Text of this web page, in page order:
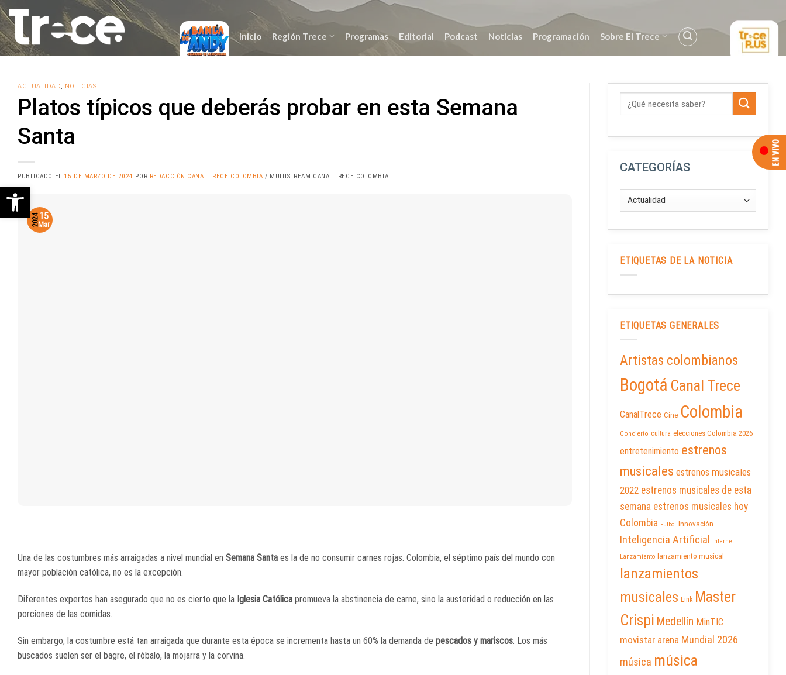
Saltar
al
contenido
Inicio Región Trece Programas Editorial Podcast Noticias Programación Sobre El Trece
ACTUALIDAD, NOTICIAS
Platos típicos que deberás probar en esta Semana
Santa
PUBLICADO EL 15 DE MARZO DE 2024 POR REDACCIÓN CANAL TRECE COLOMBIA / MULTISTREAM CANAL TRECE COLOMBIA
15
Mar
2024
Una de las costumbres más arraigadas a nivel mundial en Semana Santa es la de no consumir carnes rojas. Colombia, el séptimo país del mundo con
mayor población católica, no es la excepción.
Diferentes expertos han asegurado que no es cierto que la Iglesia Católica promueva la abstinencia de carne, sino la austeridad o reducción en las
porciones de las comidas.
Sin embargo, la costumbre está tan arraigada que durante esta época se incrementa hasta un 60% la demanda de pescados y mariscos. Los más
buscados suelen ser el bagre, el róbalo, la mojarra y la corvina.
CATEGORÍAS
ETIQUETAS DE LA NOTICIA
ETIQUETAS GENERALES
Artistas colombianos
Bogotá Canal Trece
CanalTrece Cine Colombia
Concierto cultura elecciones Colombia 2026
entretenimiento estrenos
musicales estrenos musicales
2022 estrenos musicales de esta
semana estrenos musicales hoy
Colombia Futbol Innovación
Inteligencia Artificial
Internet
Lanzamiento
lanzamiento musical
lanzamientos
musicales Link Master
Crispi Medellín MinTIC
movistar arena Mundial 2026
música música
Abrir barra de herramientas